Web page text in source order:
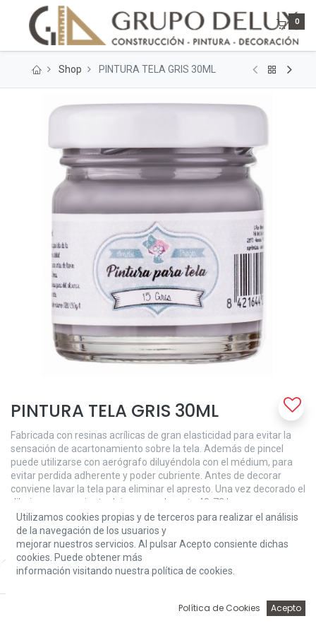
Price:
Add to Cart
0
Shop PINTURA TELA GRIS 30ML
PINTURA TELA GRIS 30ML
Fabricada con resinas acrílicas de gran elasticidad para evitar la
sensación de acartonamiento sobre la tela. Además de pincel
puede utilizarse con aerógrafo diluyéndola con el médium, para
evitar perdida adherente y poder cubriente. Antes de decorar
conviene lavar la tela para eliminar el apresto. Una vez decorado el
dibujo es conveniente dejar secar durante 48-72 horas para que
quede la pintura totalmente seca y poder lavar la prenda. La
pintura para tela Amelie es altamente resistente al lavado a mano
o máquina.
3,24€
Utilizamos cookies propias y de terceros para realizar el análisis
de la navegación de los usuarios y
mejorar nuestros servicios. Al pulsar Acepto consiente dichas
cookies. Puede obtener más
información visitando nuestra política de cookies.
Política de Cookies Acepto